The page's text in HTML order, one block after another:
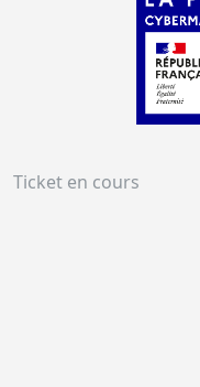
Ticket en cours